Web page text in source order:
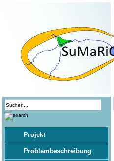
Projekt
Problembeschreibung